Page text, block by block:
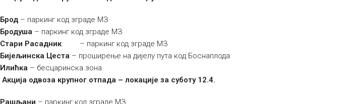
Брод – паркинг код зграде МЗ
Бродуша – паркинг код зграде МЗ
Стари Расадник – паркинг код зграде МЗ
Бијељинска Цеста – проширење на дијелу пута код Боснаплода
Илићка – бесцаринска зона
Акција одвоза крупног отпада – локације за суботу 12.4.
Рашљани – паркинг код зграде МЗ